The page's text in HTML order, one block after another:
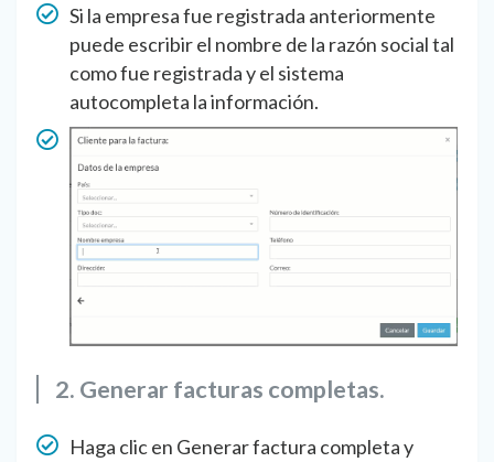
Si la empresa fue registrada anteriormente
puede escribir el nombre de la razón social tal
como fue registrada y el sistema
autocompleta la información.
2. Generar facturas completas.
Haga clic en Generar factura completa y